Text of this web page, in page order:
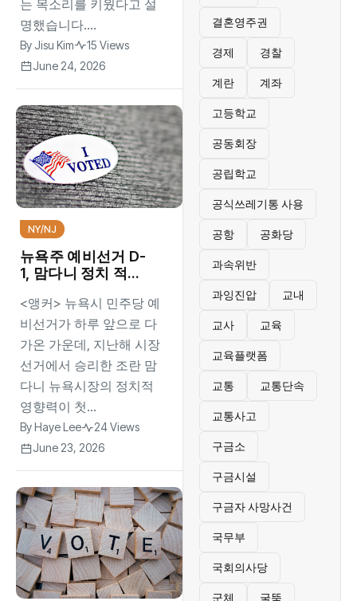
는 목소리를 키웠다고 설
명했습니다....
By Jisu Kim
15 Views
June 24, 2026
NY/NJ
뉴욕주 예비선거 D-
1, 맘다니 정치 적극
<앵커> 뉴욕시 민주당 예
비선거가 하루 앞으로 다
가온 가운데, 지난해 시장
선거에서 승리한 조란 맘
다니 뉴욕시장의 정치적
영향력이 첫...
ByHaye Lee
24 Views
June 23, 2026
결혼영주권
경제 경찰
계란 계좌
고등학교
공동회장
공립학교
공식쓰레기통 사용
공항 공화당
과속위반
과잉진압 교내
교사 교육
교육플랫폼
교통 교통단속
교통사고
구금소
구금시설
구금자 사망사건
국무부
국회의사당
군체 굴뚝